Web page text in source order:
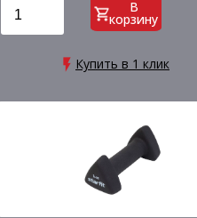
В
корзину
Купить в 1 клик